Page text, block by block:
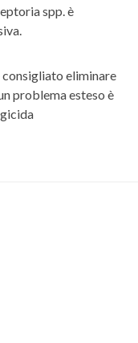
spp. è
consigliato eliminare
problema esteso è